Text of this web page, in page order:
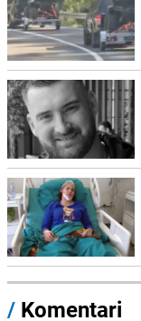
/ Komentari